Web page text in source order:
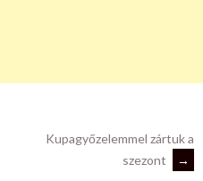
Kupagyőzelemmel zártuk a
szezont
→